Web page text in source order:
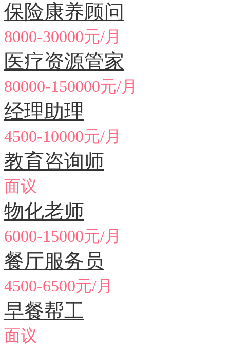
保险康养顾问
8000-30000元/月
医疗资源管家
80000-150000元/月
经理助理
4500-10000元/月
教育咨询师
面议
物化老师
6000-15000元/月
餐厅服务员
4500-6500元/月
早餐帮工
面议